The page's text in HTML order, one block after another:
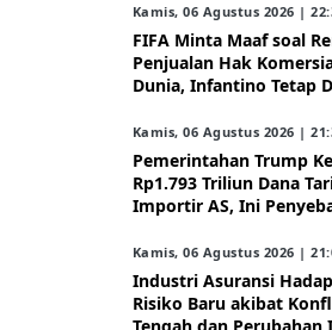
Kamis, 06 Agustus 2026 |
FIFA Minta Maaf soal
Penjualan Hak
Dunia, Infantino Tetap
Kamis, 06 Agustus 2026 |
Pemerintahan Trump
Rp1.793 Triliun Dana
Importir AS, Ini
Kamis, 06 Agustus 2026 |
Industri Asuransi
Risiko Baru akibat